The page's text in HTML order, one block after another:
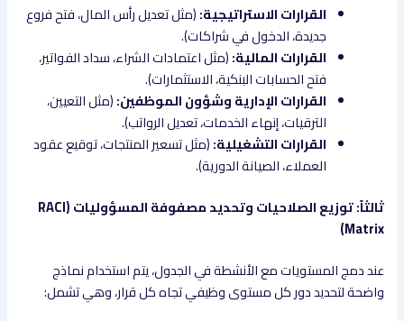
القرارات الاستراتيجية:(مثل تعديل رأس المال، فتح فروع
جديدة، الدخول في شراكات).
القرارات المالية:(مثل اعتمادات الشراء، سداد الفواتير،
فتح الحسابات البنكية، الاستثمارات).
القرارات الإدارية وشؤون الموظفين:(مثل التعيين،
الترقيات، إنهاء الخدمات، تعديل الرواتب).
القرارات التشغيلية:(مثل تسعير المنتجات، توقيع عقود
العملاء، الصيانة الدورية).
ثالثاً: توزيع الصلاحيات وتحديد مصفوفة المسؤوليات (RACI
Matrix)
عند دمج المستويات مع الأنشطة في الجدول، يتم استخدام نماذج
واضحة لتحديد دور كل مستوى وظيفي تجاه كل قرار، وهي تشمل: